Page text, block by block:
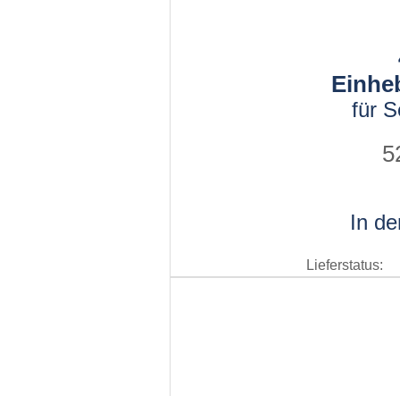
für
In
Lieferstatus: